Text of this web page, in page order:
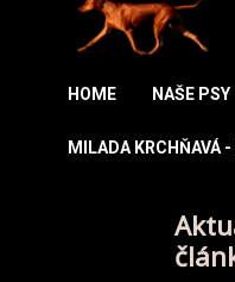
HOME NAŠE PSY
MILADA KRCHŇAVÁ